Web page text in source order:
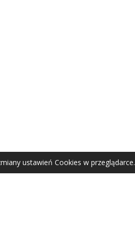
ustawień Cookies w przeglądarce.